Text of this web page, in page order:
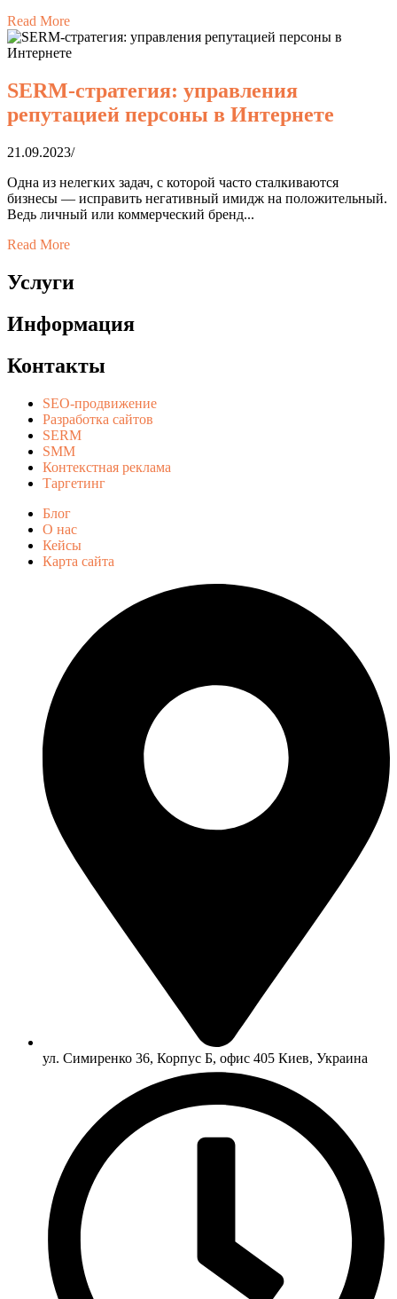
Read More
SERM-стратегия: управления
репутацией персоны в Интернете
21.09.2023/
Одна из нелегких задач, с которой часто сталкиваются
бизнесы — исправить негативный имидж на положительный.
Ведь личный или коммерческий бренд...
Read More
Услуги
Информация
Контакты
SEO-продвижение
Разработка сайтов
SERM
SMM
Контекстная реклама
Таргетинг
Блог
О нас
Кейсы
Карта сайта
ул. Симиренко 36, Корпус Б, офис 405 Киев, Украина